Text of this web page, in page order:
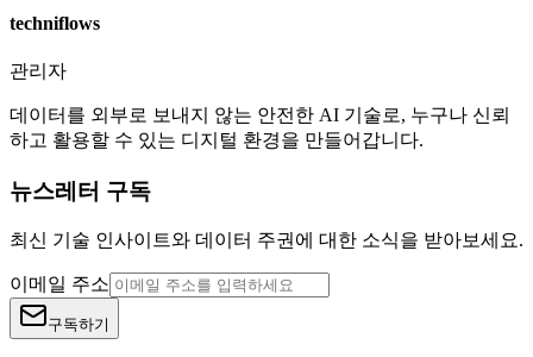
techniflows
관리자
데이터를 외부로 보내지 않는 안전한 AI 기술로, 누구나 신뢰
하고 활용할 수 있는 디지털 환경을 만들어갑니다.
뉴스레터 구독
최신 기술 인사이트와 데이터 주권에 대한 소식을 받아보세요.
이메일 주소
구독하기